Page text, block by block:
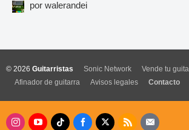
por walerandei
© 2026 Guitarristas Sonic Network Vende tu
Afinador de guitarra
Avisos legales Contacto